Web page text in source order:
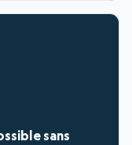
sans